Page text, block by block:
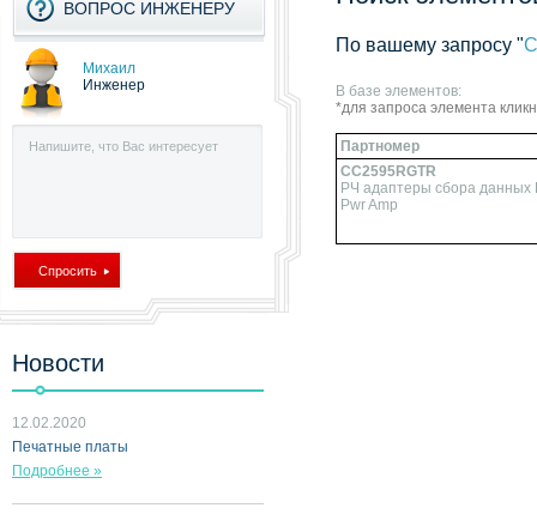
ВОПРОС ИНЖЕНЕРУ
Михаил
Инженер
Новости
12.02.2020
Печатные платы
Подробнее »
По вашему запросу "
В базе элементов:
*для запроса элемента
Партномер
CC2595RGTR
РЧ адаптеры сбора данных
Pwr Amp